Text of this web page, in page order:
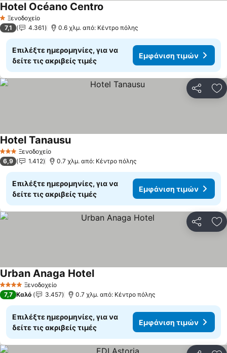
1 Αστέρια
Ξενοδοχείο
Hotel Océano Centro
7,1 4.361 0.6 χλμ. από: Κέντρο πόλης
Επιλέξτε ημερομηνίες, για να
δείτε τις ακριβείς τιμές
Εμφάνιση τιμών
3 ΑστέριαΞενοδοχείο
Hotel Tanausu
6,9 1.412 0.7 χλμ. από: Κέντρο πόλης
Επιλέξτε ημερομηνίες, για να
δείτε τις ακριβείς τιμές
Εμφάνιση τιμών
4 ΑστέριαΞενοδοχείο
Urban Anaga Hotel
7,7 Καλό 3.457 0.7 χλμ. από: Κέντρο πόλης
Επιλέξτε ημερομηνίες, για να
δείτε τις ακριβείς τιμές
Εμφάνιση τιμών